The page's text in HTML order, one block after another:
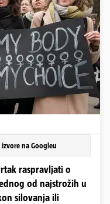
na Googleu
raspravljati o
od najstrožih u
silovanja ili